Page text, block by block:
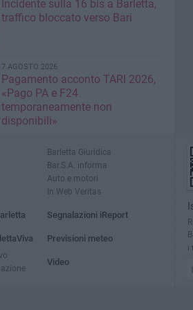
Incidente sulla 16 bis a Barletta,
traffico bloccato verso Bari
7 AGOSTO 2026
Pagamento acconto TARI 2026,
«Pago PA e F24
temporaneamente non
disponibili»
Barletta Giuridica
Bar.S.A. informa
Auto e motori
In Web Veritas
Segnalazioni iReport
Previsioni meteo
Video
i